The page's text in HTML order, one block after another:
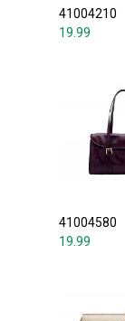
41004210
19.99
41004580
19.99